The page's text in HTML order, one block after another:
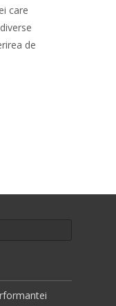
care
de